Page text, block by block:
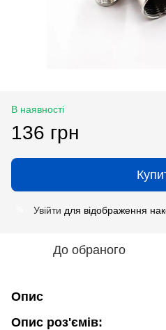
В наявності
136 грн
Увійти для відображення
До обраного
Опис
Опис роз'ємів: